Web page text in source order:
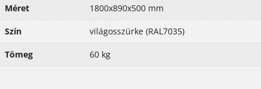
Méret 1800x890x500 mm
Szín világosszürke (RAL7035)
Tömeg 60 kg